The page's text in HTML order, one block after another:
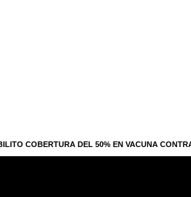
COBERTURA DEL 50% EN VACUNA